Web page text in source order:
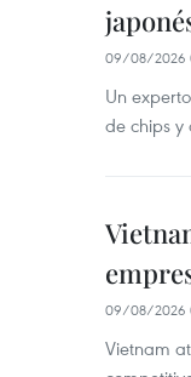
09/08/2026
Un
de chips y
09/08/2026
Vietnam